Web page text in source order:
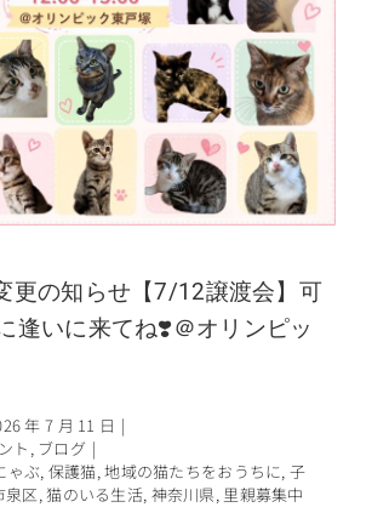
更の知らせ【7/12譲渡会】可
逢いに来てね❣️＠オリンピッ
年 7 月 11 日 |
ト , ブログ |
ゃぶ, 保護猫,地域の猫たちをおうちに,子
泉区,猫のいる生活, 神奈川県, 里親募集中